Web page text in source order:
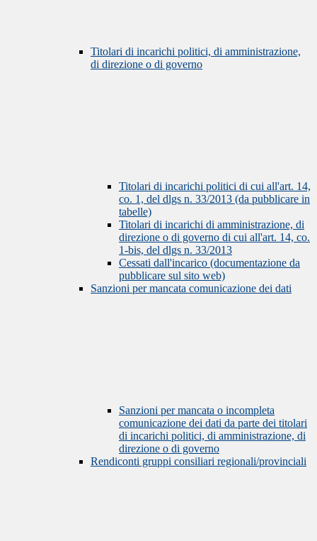
Titolari di incarichi politici, di amministrazione,
di direzione o di governo
Titolari di incarichi politici di cui all'art. 14,
co. 1, del dlgs n. 33/2013 (da pubblicare in
tabelle)
Titolari di incarichi di amministrazione, di
direzione o di governo di cui all'art. 14, co.
1-bis, del dlgs n. 33/2013
Cessati dall'incarico (documentazione da
pubblicare sul sito web)
Sanzioni per mancata comunicazione dei dati
Sanzioni per mancata o incompleta
comunicazione dei dati da parte dei titolari
di incarichi politici, di amministrazione, di
direzione o di governo
Rendiconti gruppi consiliari regionali/provinciali